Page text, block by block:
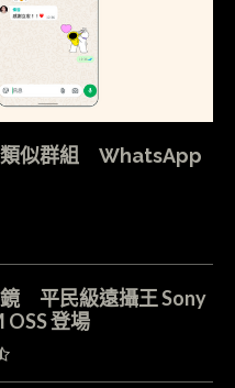
類似群組 WhatsApp
鏡 平民級遠攝王 Sony
OSS 登場